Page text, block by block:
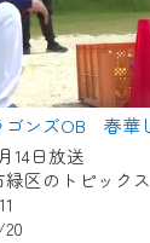
14日放送
区のトピックス